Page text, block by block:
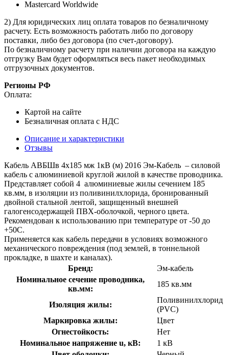
Mastercard Worldwide
2) Для юридических лиц оплата товаров по безналичному
расчету. Есть возможность работать либо по договору
поставки, либо без договора (по счет-договору).
По безналичному расчету при наличии договора на каждую
отгрузку Вам будет оформляться весь пакет необходимых
отгрузочных документов.
Регионы РФ
Оплата:
Картой на сайте
Безналичная оплата с НДС
Описание и характеристики
Отзывы
Кабель АВБШв 4х185 мж 1кВ (м) 2016 Эм-Кабель – силовой
кабель с алюминиевой круглой жилой в качестве проводника.
Представляет собой 4 алюминиевые жилы сечением 185
кв.мм, в изоляции из поливинилхлорида, бронированный
двойной стальной лентой, защищенный внешней
галогенсодержащей ПВХ-оболочкой, черного цвета.
Рекомендован к использованию при температуре от -50 до
+50С.
Применяется как кабель передачи в условиях возможного
механического повреждения (под землей, в тоннельной
прокладке, в шахте и каналах).
Бренд:
Эм-кабель
Номинальное сечение проводника,
кв.мм:
185 кв.мм
Изоляция жилы:
Поливинилхлорид
(PVC)
Маркировка жилы:
Цвет
Огнестойкость:
Нет
Номинальное напряжение u, кВ:
1 кВ